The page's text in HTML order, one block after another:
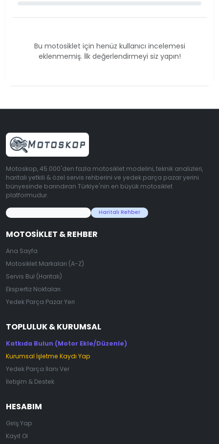
Bu motosiklet için henüz kullanıcı incelemesi
eklenmemiş. İlk değerlendirmeyi siz yapın!
Motoskop, 45.000'den fazla motosiklet modelini, teknik analizleri,
haritalı yetkili & özel servis rehberini ve yedek parça pazar yerini
bünyesinde barındıran Türkiye'nin en büyük motosiklet
platformudur.
Haritalı Rehber
MOTOSIKLET & REHBER
Ana Sayfa
Motosiklet Markaları (A-Z)
Servis Bul (Haritalı)
Ekspertiz Noktaları
Yedek Parça Pazar Yeri
TOPLULUK & KURUMSAL
Katkıda Bulun (Motor Ekle/Düzenle)
Kurumsal İşletme Kaydı Yap
Yedek Parça İlanı Ver
İletişim & Destek
HESABIM
Giriş Yap
Kayıt Ol